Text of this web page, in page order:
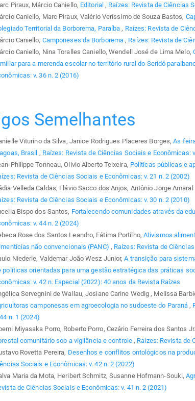
Piraux, Márcio Caniello, Editorial , Raízes: Revista de Ciências
Caniello, Marc Piraux, Valério Veríssimo de Souza Bastos,
Territorial da Borborema, Paraíba , Raízes: Revista de
Caniello, Camponeses da Borborema , Raízes: Revista de
Caniello, Nina Toralles Caniello, Wendell José de Lima Melo,
para a merenda escolar no território rural do Seridó
v. 36 n. 2 (2016)
Semelhantes
Viturino da Silva, Janice Rodrigues Placeres Borges,As
Brasil , Raízes: Revista de Ciências Sociais e Econômicas:
Philippe Tonneau, Olivio Alberto Teixeira, Políticas públicas e
Revista de Ciências Sociais e Econômicas: v. 21 n. 2 (2002)
Velleda Caldas, Flávio Sacco dos Anjos, Antônio Jorge Amaral
Revista de Ciências Sociais e Econômicas: v. 30 n. 2 (2010)
Bispo dos Santos, Fortalecendo comunidades através da
v. 44 n. 2 (2024)
Rose dos Santos Leandro, Fátima Portilho, Ativismos
não convencionais (PANC) , Raízes: Revista de
Niederle, Valdemar João Wesz Junior,A transição para
políticas orientadas para uma gestão estratégica das práticas
v. 42 n. Especial (2022): 40 anos da Revista Raízes
Servegnini de Wallau, Josiane Carine Wedig , Melissa
camponesas em agroecologia no sudoeste do Paraná ,
n. 1 (2024)
Miyasaka Porro, Roberto Porro, Cezário Ferreira dos Santos
comunitário sob a vigilância e controle , Raízes: Revista de
Rovetta Pereira, Desenhos e conflitos ontológicos na
Sociais e Econômicas: v. 42 n. 2 (2022)
Maria da Mota, Heribert Schmitz, Susanne Hofmann-Souki,
de Ciências Sociais e Econômicas: v. 41 n. 2 (2021)